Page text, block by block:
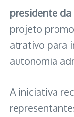
presidente da
projeto
atrativo para
autonomia
A iniciativa